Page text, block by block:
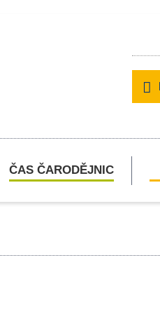
ČAS ČARODĚJNIC